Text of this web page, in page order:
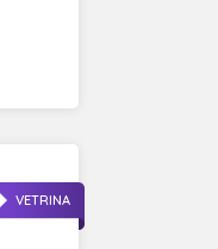
VETRINA